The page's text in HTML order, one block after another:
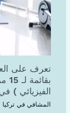
تعرف على
الفيزيائي )
المشافي في تركيا